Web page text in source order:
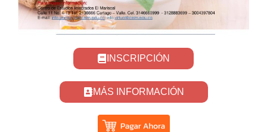
INSCRIPCIÓN
MÁS INFORMACIÓN